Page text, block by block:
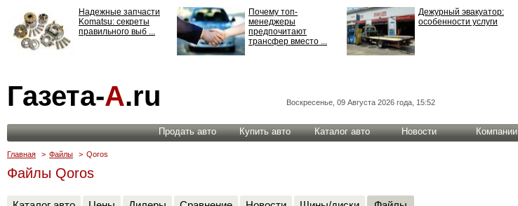
Надежные запчасти
Komatsu: секреты
правильного выб ...
Почему топ-
менеджеры
предпочитают
трансфер вместо ...
Дежурный эвакуатор:
особенности услуги
ответственности: все,
что нужно знать ...
Газета-А.ru Воскресенье, 09 Августа 2026 года, 15:52
Продать авто Купить авто Каталог авто Новости Компании
Главная > Файлы > Qoros
Файлы Qoros